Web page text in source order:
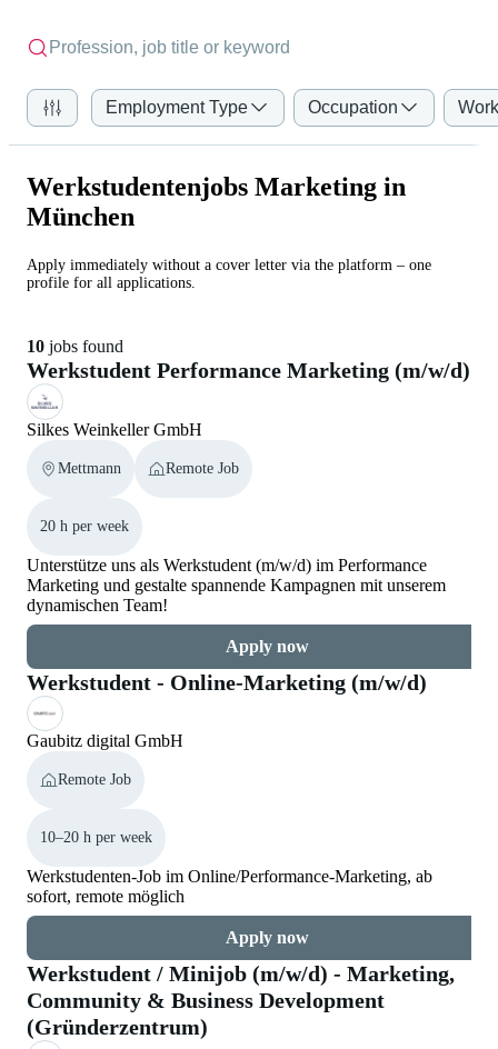
Employment Type Occupation
Werkstudentenjobs Marketing in
München
Apply immediately without a cover letter via the platform – one
profile for all applications.
10 jobs found
Werkstudent Performance Marketing (m/w/d)
Silkes Weinkeller GmbH
Mettmann Remote Job
20 h per week
Unterstütze uns als Werkstudent (m/w/d) im Performance
Marketing und gestalte spannende Kampagnen mit unserem
dynamischen Team!
Apply now
Werkstudent - Online-Marketing (m/w/d)
Gaubitz digital GmbH
Remote Job
10–20 h per week
Werkstudenten-Job im Online/Performance-Marketing, ab
sofort, remote möglich
Apply now
Werkstudent / Minijob (m/w/d) - Marketing,
Community & Business Development
(Gründerzentrum)